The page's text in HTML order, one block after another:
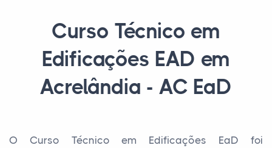
Curso Técnico em
Edificações EAD em
Acrelândia - AC EaD
O Curso Técnico em Edificações EaD foi